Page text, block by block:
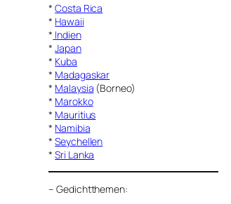
*Costa Rica
* Hawaii
* Indien
*Japan
* Kuba
* Madagaskar
* Malaysia (Borneo)
* Marokko
* Mauritius
* Namibia
*Seychellen
*Sri Lanka
–Gedichtthemen: